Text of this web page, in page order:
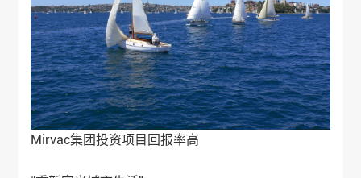
Mirvac集团投资项目回报率高